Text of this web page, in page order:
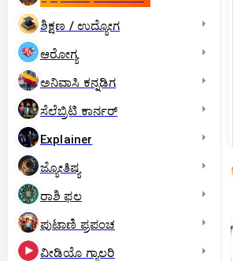
ಶಿಕ್ಷಣ / ಉದ್ಯೋಗ
ಆರೋಗ್ಯ
ಅನಿವಾಸಿ ಕನ್ನಡಿಗ
ಸೆಲೆಬ್ರಿಟಿ ಕಾರ್ನರ್‌
Explainer
ಜ್ಯೋತಿಷ್ಯ
ರಾಶಿ ಫಲ
ಪುಟಾಣಿ ಪ್ರಪಂಚ
ವೀಡಿಯೊ ಗ್ಯಾಲರಿ